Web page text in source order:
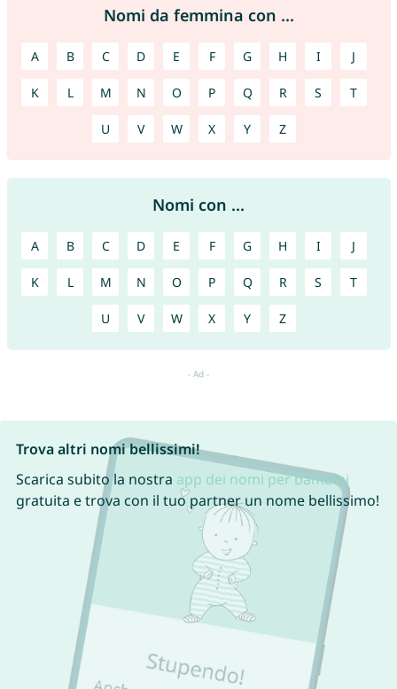
Nomi da femmina con ...
A B C D E F G H I J
K L M N O P Q R S T
U V W X Y Z
Nomi con ...
A B C D E F G H I J
K L M N O P Q R S T
U V W X Y Z
Trova altri nomi bellissimi!
Scarica subito la nostra app dei nomi per bambini
gratuita e trova con il tuo partner un nome bellissimo!